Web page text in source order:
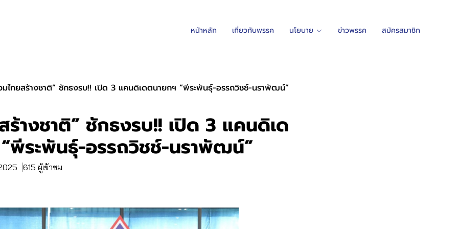
หน้าหลัก เกี่ยวกับพรรค นโยบาย ข่าวพรรค สมัครสมาชิก
มไทยสร้างชาติ” ชักธงรบ!! เปิด 3 แคนดิเดตนายกฯ “พีระพันธุ์-อรรถวิชช์-นราพัฒน์”
ร้างชาติ” ชักธงรบ!! เปิด 3 แคนดิเด
พีระพันธุ์-อรรถวิชช์-นราพัฒน์”
615 ผู้เข้าชม